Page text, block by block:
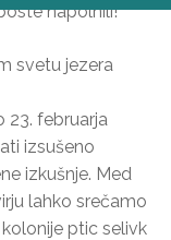
napolnili!
svetu jezera
23. februarja
izsušeno
izkušnje. Med
lahko srečamo
ptic selivk